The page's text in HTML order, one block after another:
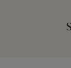
【 スリムフィッ
【 ニット・ハニカ
【 ボタンダウン